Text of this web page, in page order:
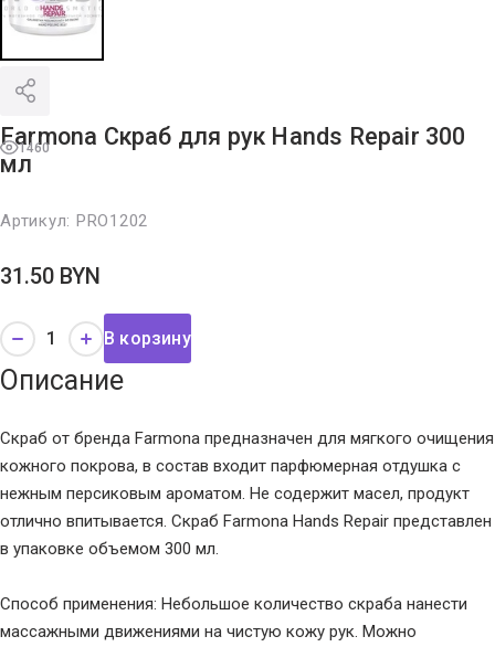
1460
Farmona Скраб для рук Hands Repair 300
мл
Артикул: PRO1202
31.50 BYN
В корзину
Описание
Скраб от бренда Farmona предназначен для мягкого очищения
кожного покрова, в состав входит парфюмерная отдушка с
нежным персиковым ароматом. Не содержит масел, продукт
отлично впитывается. Скраб Farmona Hands Repair представлен
в упаковке объемом 300 мл.
Способ применения: Небольшое количество скраба нанести
массажными движениями на чистую кожу рук. Можно